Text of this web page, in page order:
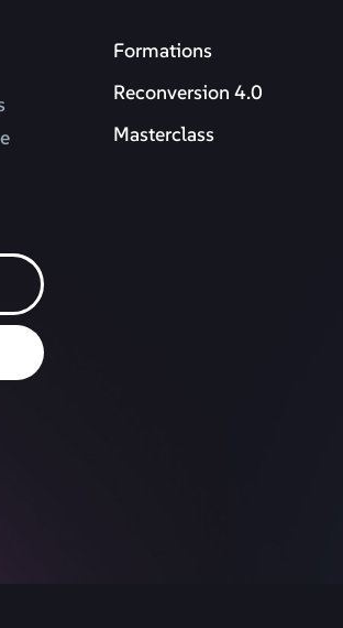
Formations
Reconversion 4.0
Masterclass